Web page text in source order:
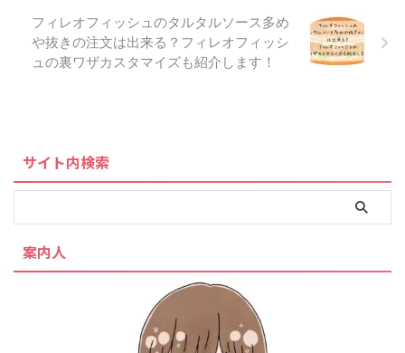
フィレオフィッシュのタルタルソース多め
や抜きの注文は出来る？フィレオフィッシ
ュの裏ワザカスタマイズも紹介します！
サイト内検索
案内人